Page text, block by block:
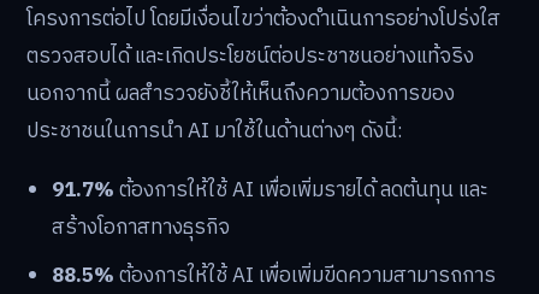
โครงการต่อไป โดยมีเงื่อนไขว่าต้องดำเนินการอย่างโปร่งใส
ตรวจสอบได้ และเกิดประโยชน์ต่อประชาชนอย่างแท้จริง
นอกจากนี้ ผลสำรวจยังชี้ให้เห็นถึงความต้องการของ
ประชาชนในการนำ AI มาใช้ในด้านต่างๆ ดังนี้:
91.7%ต้องการให้ใช้ AI เพื่อเพิ่มรายได้ ลดต้นทุน และ
สร้างโอกาสทางธุรกิจ
88.5%ต้องการให้ใช้ AI เพื่อเพิ่มขีดความสามารถการ